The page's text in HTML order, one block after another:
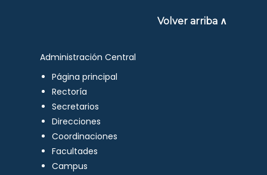
Volver arriba ∧
Administración Central
Página principal
Rectoría
Secretarios
Direcciones
Coordinaciones
Facultades
Campus